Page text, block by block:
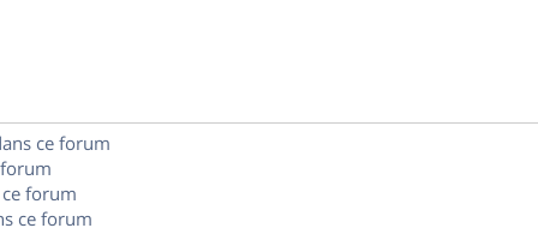
e
ce forum
forum
ce forum